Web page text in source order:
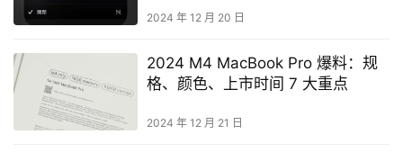
2024 年 12 月 20 日
2024 M4 MacBook Pro 爆料：规
格、颜色、上市时间 7 大重点
2024 年 12 月 21 日